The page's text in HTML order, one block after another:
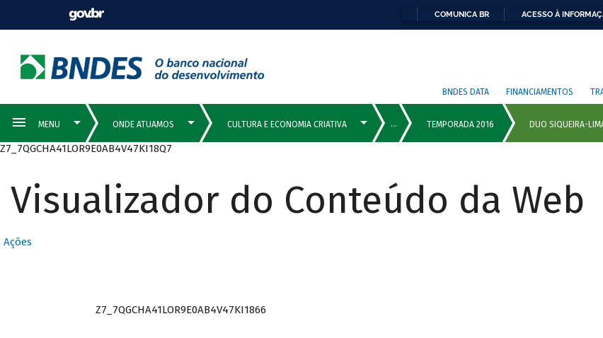
COMUNICA BR ACESSO À
BNDES DATA FINANCIAMENTOS
Z7_7QGCHA41LOR9E0AB4V47KI18Q7
Visualizador do Conteúdo da Web
Ações
Z7_7QGCHA41LOR9E0AB4V47KI1866